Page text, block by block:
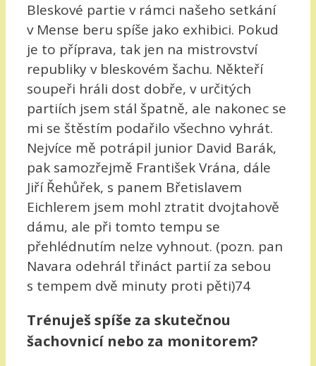
Bleskové partie v rámci našeho setkání
v Mense beru spíše jako exhibici. Pokud
je to příprava, tak jen na mistrovství
republiky v bleskovém šachu. Někteří
soupeři hráli dost dobře, v určitých
partiích jsem stál špatně, ale nakonec se
mi se štěstím podařilo všechno vyhrát.
Nejvíce mě potrápil junior David Barák,
pak samozřejmě František Vrána, dále
Jiří Řehůřek, s panem Břetislavem
Eichlerem jsem mohl ztratit dvojtahově
dámu, ale při tomto tempu se
přehlédnutím nelze vyhnout. (pozn. pan
Navara odehrál třináct partií za sebou
s tempem dvě minuty proti pěti)74
Trénuješ spíše za skutečnou
šachovnicí nebo za monitorem?